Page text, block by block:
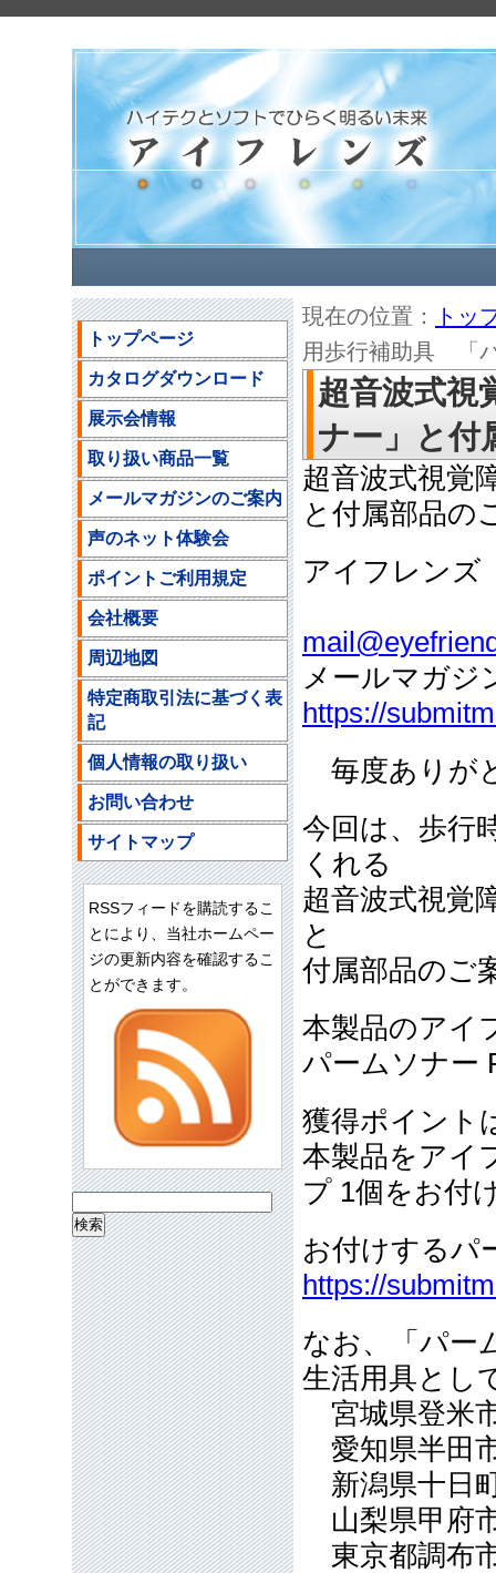
現在の位置：
トッ
用歩行補助具 「
超音波式
ナー」と付
超音波式視覚
と付属部品の
アイフレン
メールマガジ
https://
毎度ありが
今回は、歩行
くれる
超音波式視覚
と
付属部品のご
本製品のアイ
パームソナ
獲得ポイント
本製品をアイ
プ 1個をお付
お付けするパ
https://
なお、「パー
生活用具とし
宮城県登米
愛知県半田
新潟県十日
山梨県甲府
東京都調布
トップページ
カタログダウンロード
展示会情報
取り扱い商品一覧
メールマガジンのご案内
声のネット体験会
ポイントご利用規定
会社概要
周辺地図
特定商取引法に基づく表
記
個人情報の取り扱い
お問い合わせ
サイトマップ
RSSフィードを購読するこ
とにより、当社ホームペー
ジの更新内容を確認するこ
とができます。
索: